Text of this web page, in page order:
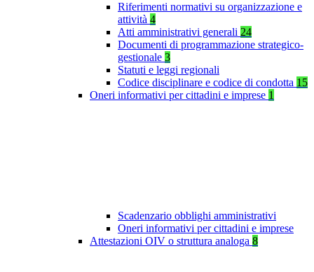
Riferimenti normativi su organizzazione e
attività 4
Atti amministrativi generali 24
Documenti di programmazione strategico-
gestionale 3
Statuti e leggi regionali
Codice disciplinare e codice di condotta 15
Oneri informativi per cittadini e imprese 1
Scadenzario obblighi amministrativi
Oneri informativi per cittadini e imprese
Attestazioni OIV o struttura analoga 8